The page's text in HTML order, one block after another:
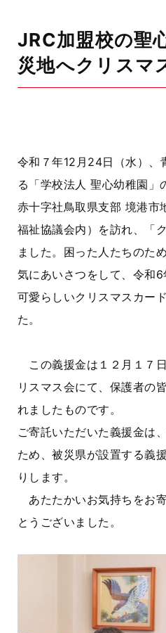
JRC加盟校の聖
災地へクリスマ
令和７年12月24日（水）、
る「学校法人 聖心幼稚園」
赤十字社鳥取県支部 境港市
福祉協議会内）を訪れ、「
ました。困った人たちのた
気にあいさつをして、令和
可愛らしいクリスマスカー
た。
この義援金は１２月１７
リスマス会にて、保護者の
れましたものです。
ご寄託いただいた義援金は
ため、被災県が設置する義
りします。
あたたかいお気持ちをお
とうございました。